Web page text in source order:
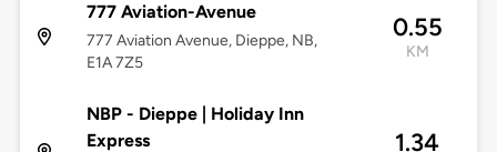
777 Aviation-Avenue
777 Aviation Avenue, Dieppe, NB,
E1A 7Z5
0.55
KM
NBP - Dieppe | Holiday Inn
Express
1.34